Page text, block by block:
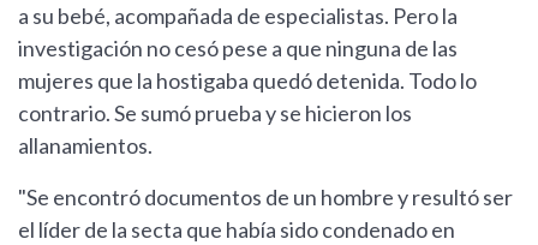
a su bebé, acompañada de especialistas. Pero la
investigación no cesó pese a que ninguna de las
mujeres que la hostigaba quedó detenida. Todo lo
contrario. Se sumó prueba y se hicieron los
allanamientos.
"Se encontró documentos de un hombre y resultó ser
el líder de la secta que había sido condenado en